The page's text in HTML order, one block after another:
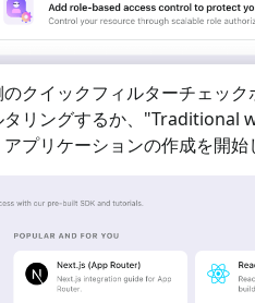
クイックフィルターチェッ
リングするか、"Traditional
プリケーションの作成を開始